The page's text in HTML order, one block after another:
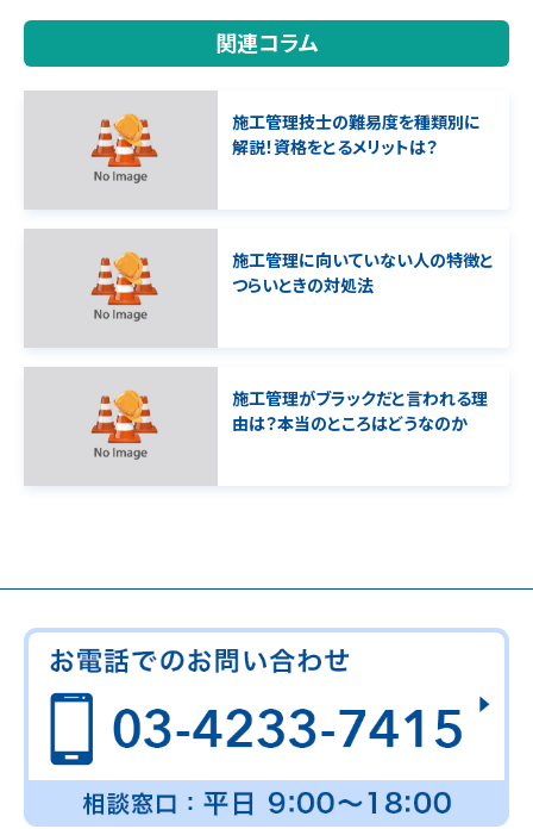
関連コラム
施工管理技士の難易度を種類別に
解説！資格をとるメリットは？
施工管理に向いていない人の特徴と
つらいときの対処法
施工管理がブラックだと言われる理
由は？本当のところはどうなのか